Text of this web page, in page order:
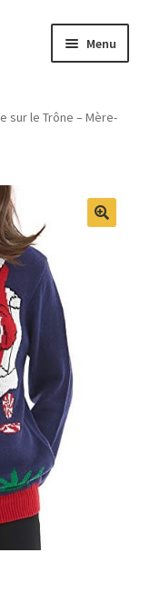
Menu
sur le Trône – Mère-